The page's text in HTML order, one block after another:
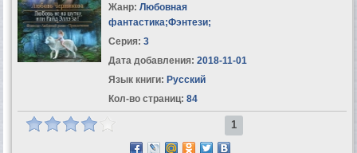
Жанр: Любовная
фантастика;Фэнтези;
Серия: 3
Дата добавления: 2018-11-01
Язык книги: Русский
Кол-во страниц: 84
1